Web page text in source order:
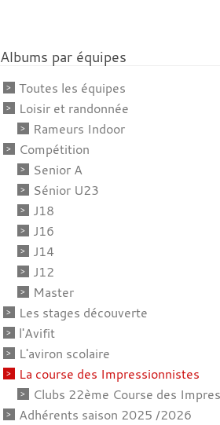
Albums par équipes
Toutes les équipes
Loisir et randonnée
Rameurs Indoor
Compétition
Senior A
Sénior U23
J18
J16
J14
J12
Master
Les stages découverte
l'Avifit
L'aviron scolaire
La course des Impressionnistes
Clubs 22ème Course des
Adhérents saison 2025 /2026